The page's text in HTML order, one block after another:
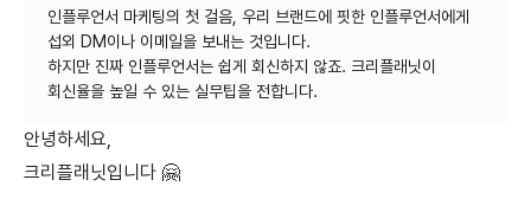
인플루언서 마케팅의 첫 걸음, 우리 브랜드에 핏한 인플루언서에게
섭외 DM이나 이메일을 보내는 것입니다.
하지만 진짜 인플루언서는 쉽게 회신하지 않죠. 크리플래닛이
안녕하세요,
크리플래닛입니다 🤗